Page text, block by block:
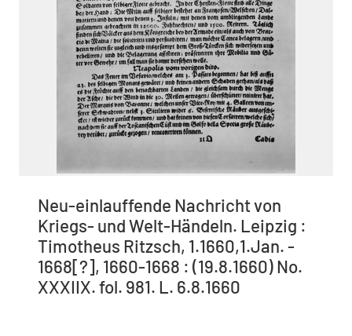
Neu-einlauffende Nachricht von
Kriegs- und Welt-Händeln. Leipzig :
Timotheus Ritzsch, 1.1660,1.Jan. -
1668[?], 1660-1668 : (19.8.1660) No.
XXXIIX. fol. 981. L. 6.8.1660